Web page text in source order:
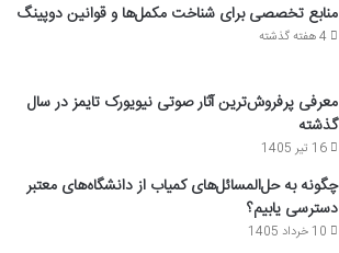
منابع تخصصی برای شناخت مکمل‌ها و قوانین دوپینگ
4 هفته گذشته
معرفی پرفروش‌ترین آثار صوتی نیویورک تایمز در سال
گذشته
16 تیر 1405
چگونه به حل‌المسائل‌های کمیاب از دانشگاه‌های معتبر
دسترسی یابیم؟
10 خرداد 1405